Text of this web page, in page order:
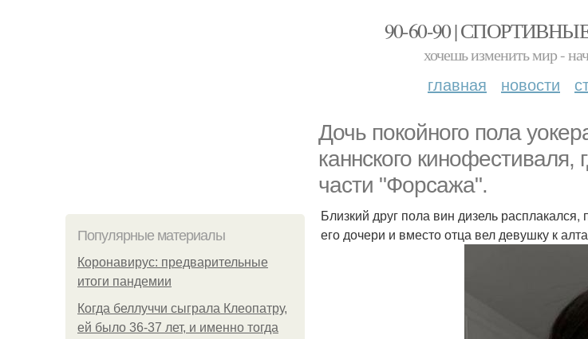
90-60-90 |
хочешь изменить мир -
главная новости
Дочь покойного пола
каннского
части "Форсажа".
Популярные материалы
Коронавирус: предварительные
итоги пандемии
Когда беллуччи сыграла Клеопатру,
ей было 36-37 лет, и именно тогда
Близкий друг пола вин дизель
его дочери и вместо отца вел девушку к